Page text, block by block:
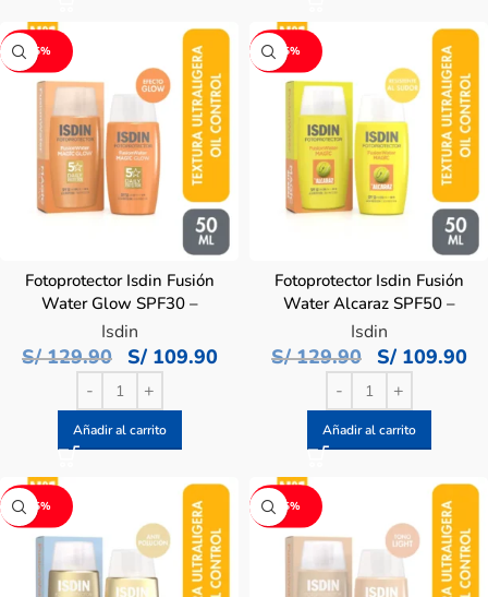
-15%
Fotoprotector Isdin Fusión
Water Glow SPF30 –
Frasco 50 ML
Isdin
S/129.90 S/109.90
Añadir al carrito
-15%
Fotoprotector Isdin Fusión
Water Alcaraz SPF50 –
Frasco 50 ML
Isdin
S/129.90 S/109.90
Añadir al carrito
-15% -15%